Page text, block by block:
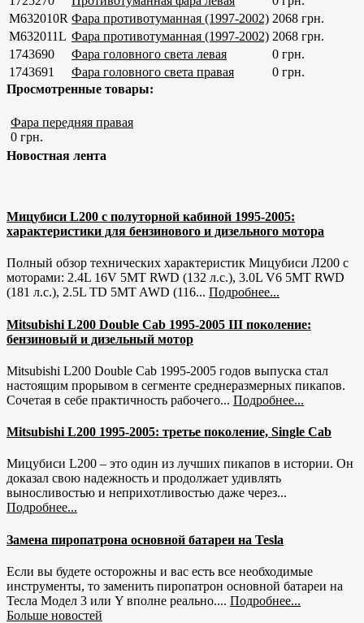
M632010R Фара противотуманная (1997-2002) 2068 грн.
M632011L Фара противотуманная (1997-2002) 2068 грн.
1743690
Фара головного света левая
0 грн.
1743691
Фара головного света правая
0 грн.
Просмотренные товары:
Фара передняя правая
0 грн.
Новостная лента
Мицубиси L200 с полуторной кабиной 1995-2005:
характеристики для бензинового и дизельного мотора
Полный обзор технических характеристик Мицубиси Л200 с
моторами: 2.4L 16V 5MT RWD (132 л.с.), 3.0L V6 5MT RWD
(181 л.с.), 2.5L TD 5MT AWD (116... Подробнее...
Mitsubishi L200 Double Cab 1995-2005 III поколение:
бензиновый и дизельный мотор
Mitsubishi L200 Double Cab 1995-2005 годов выпуска стал
настоящим прорывом в сегменте среднеразмерных пикапов.
Сочетая в себе практичность рабочего... Подробнее...
Mitsubishi L200 1995-2005: третье поколение, Single Cab
Мицубиси L200 – это один из лучших пикапов в истории. Он
доказал свою надежность и продолжает удивлять
выносливостью и неприхотливостью даже через...
Подробнее...
Замена пиропатрона основной батареи на Tesla
Если вы будете осторожны и вас есть все необходимые
инструменты, то заменить пиропатрон основной батареи на
Тесла Модел 3 или Y вполне реально.... Подробнее...
Больше новостей